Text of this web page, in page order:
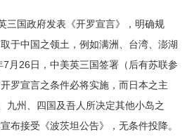
国政府发表《开罗宣言》，明确规
于中国之领土，例如满洲、台湾、澎湖
月26日，中美英三国签署（后有苏联参
罗宣言之条件必将实施，而日本之主
九州、四国及吾人所决定其他小岛之
布接受《波茨坦公告》，无条件投降。